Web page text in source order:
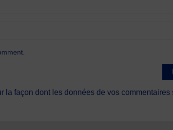
la façon dont les données de vos commentaires